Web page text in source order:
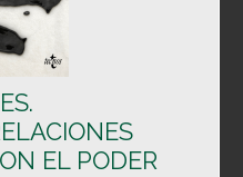
EL PODER